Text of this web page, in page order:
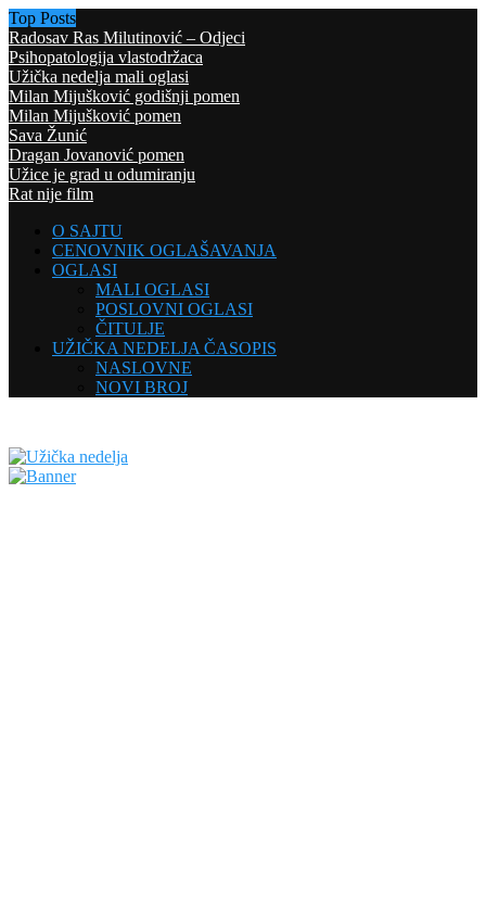
Top Posts
Radosav Ras Milutinović – Odjeci
Psihopatologija vlastodržaca
Užička nedelja mali oglasi
Milan Mijušković godišnji pomen
Milan Mijušković pomen
Sava Žunić
Dragan Jovanović pomen
Užice je grad u odumiranju
Rat nije film
O SAJTU
CENOVNIK OGLAŠAVANJA
OGLASI
MALI OGLASI
POSLOVNI OGLASI
ČITULJE
UŽIČKA NEDELJA ČASOPIS
NASLOVNE
NOVI BROJ